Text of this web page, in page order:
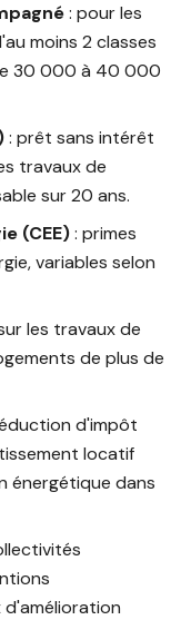
: pour les
moins 2 classes
30 000 à 40 000
: prêt sans intérêt
travaux de
sur 20 ans.
(CEE): primes
variables selon
les travaux de
de plus de
d'impôt
locatif
énergétique dans